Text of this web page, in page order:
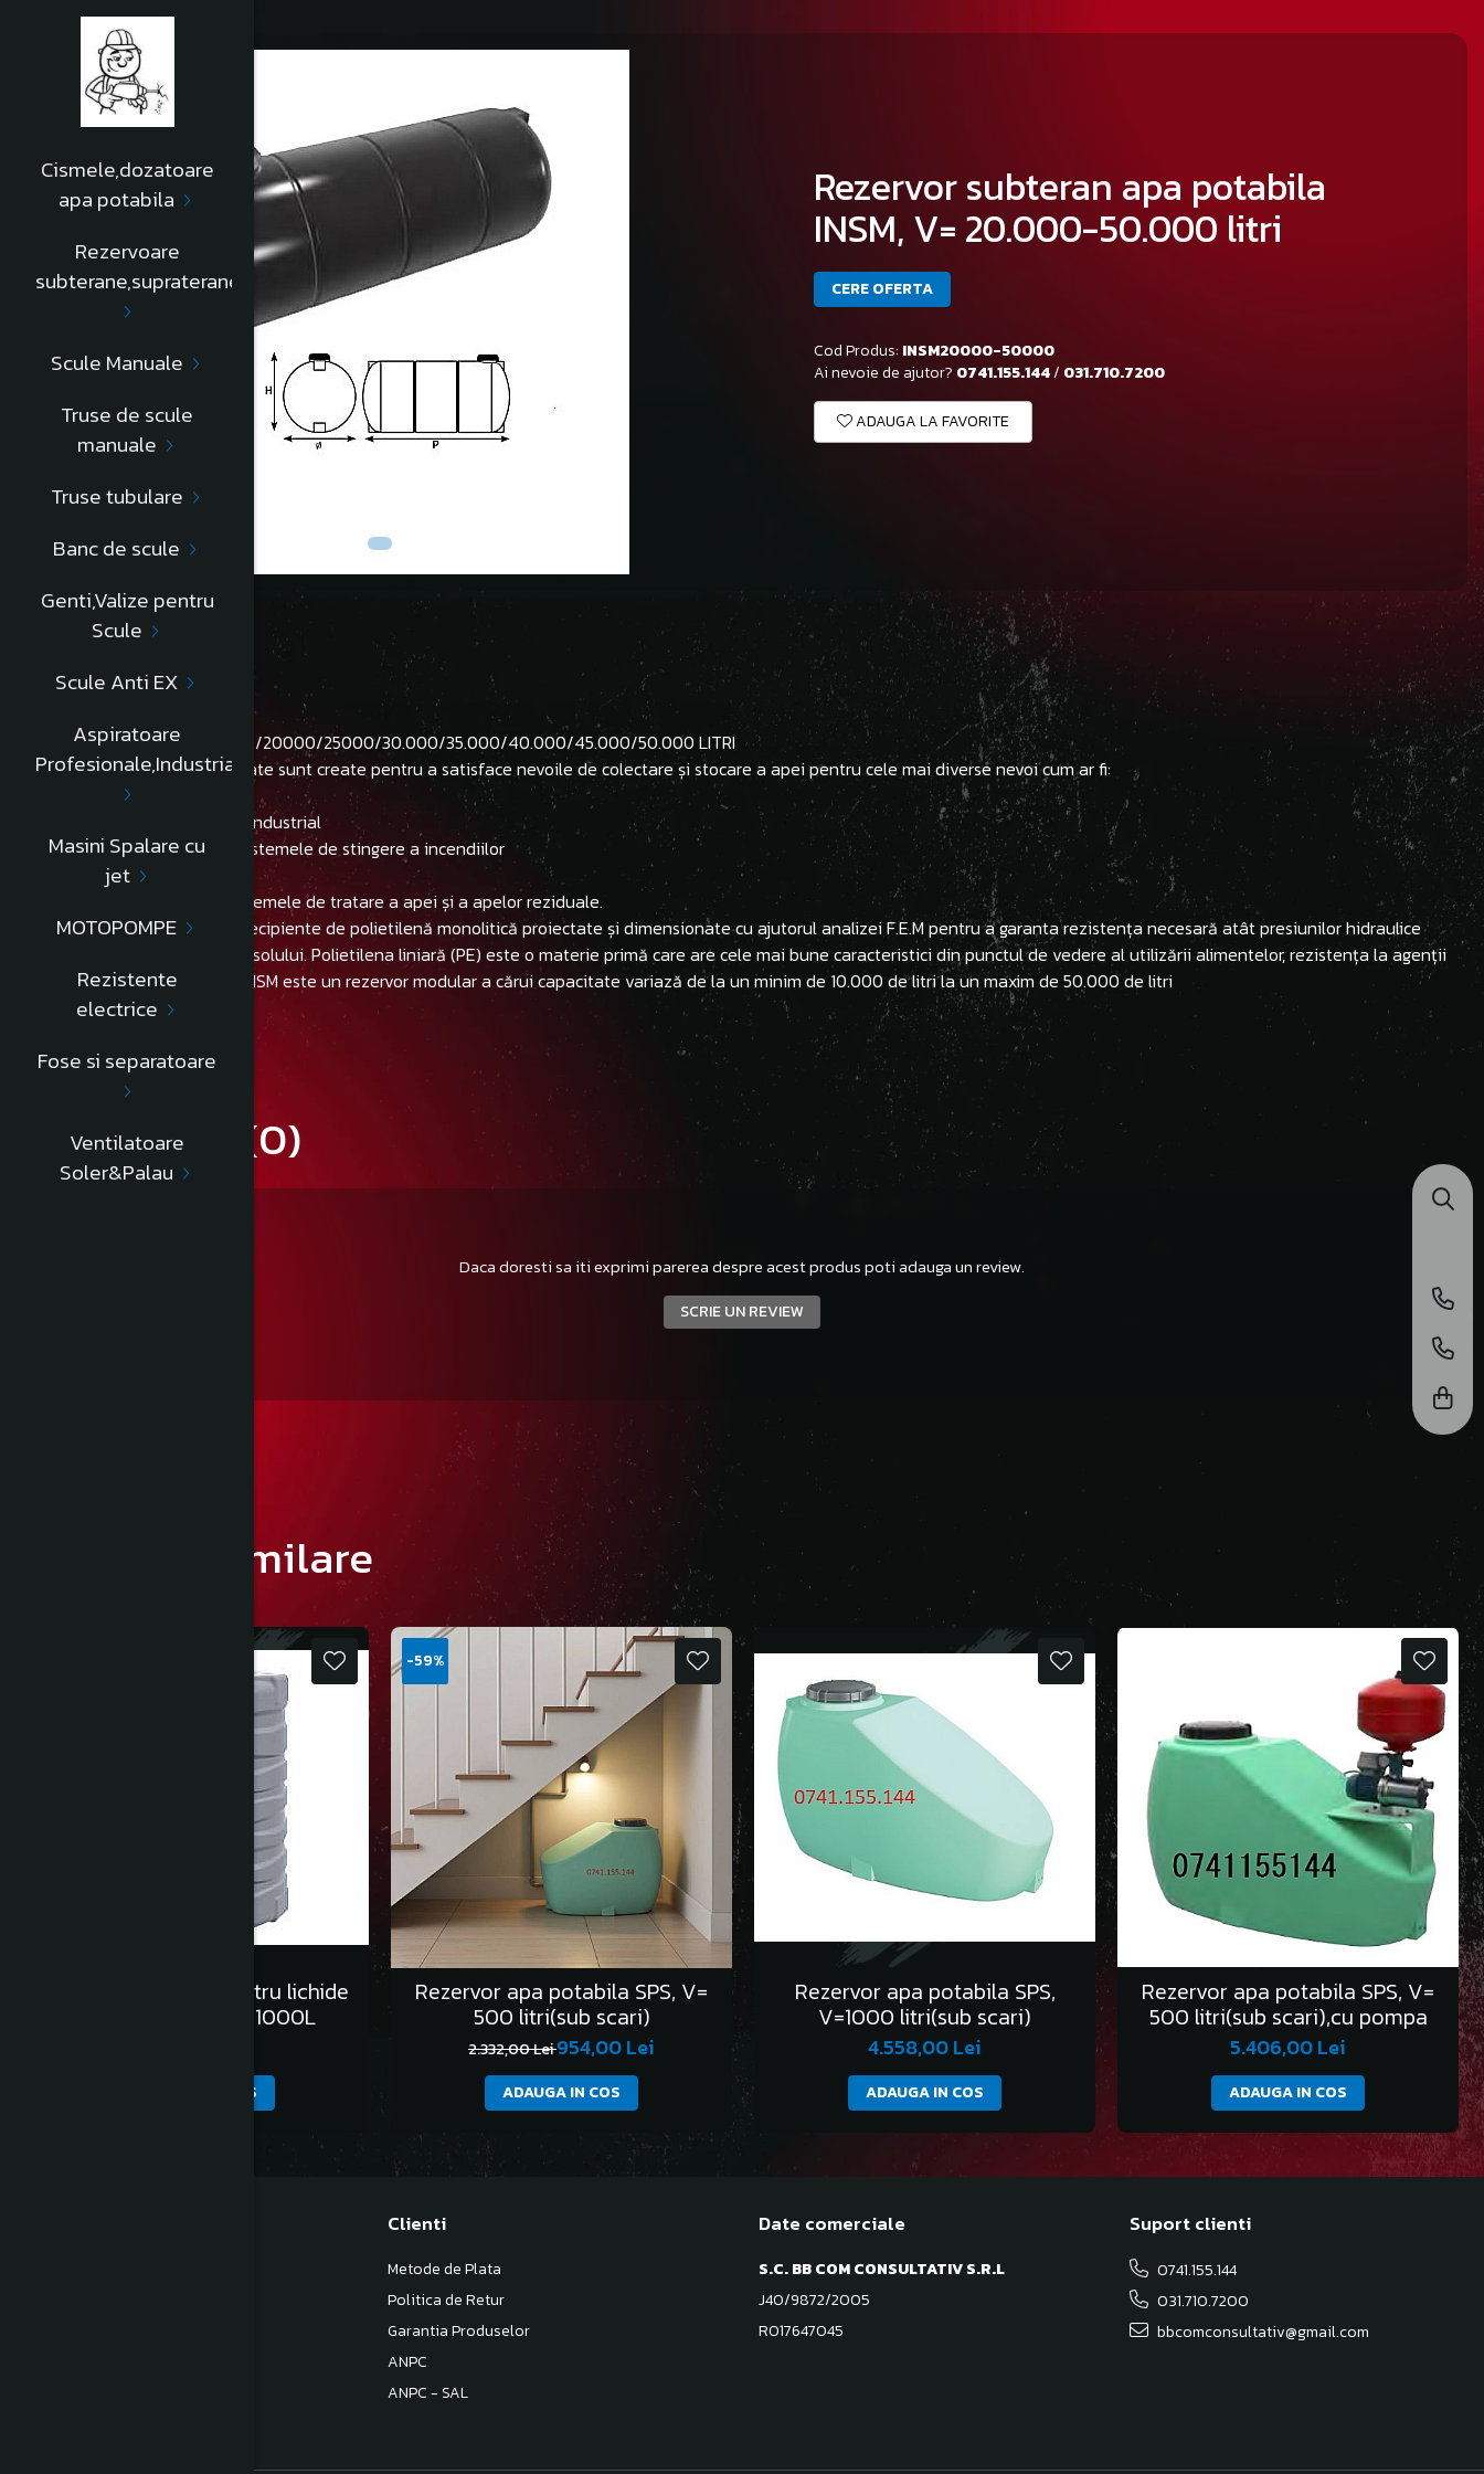
Cismele,dozatoare
apa potabila
Rezervoare
subterane,supraterane
Scule Manuale
Truse de scule
manuale
Truse tubulare
Banc de scule
Genti,Valize pentru
Scule
Scule Anti EX
Aspiratoare
Profesionale,Industriale
Masini Spalare cu
jet
MOTOPOMPE
Rezistente
electrice
Fose si separatoare
Ventilatoare
Soler&Palau
Rezervor subteran apa potabila
INSM, V= 20.000-50.000 litri
CERE OFERTA
Cod Produs: INSM20000-50000
Ai nevoie de ajutor? 0741.155.144/ 031.710.7200
ADAUGA LA FAVORITE
Descriere
SOLICITA PRET PENTRU 15.000/20000/25000/30.000/35.000/40.000/45.000/50.000 LITRI
Rezervoarele de mare capacitate sunt create pentru a satisface nevoile de colectare și stocare a apei pentru cele mai diverse nevoi cum ar fi:
- Depozitarea apei de uz civil
- Depozitarea apei pentru uz industrial
- Crearea rezervelor pentru sistemele de stingere a incendiilor
- Colectarea apei de ploaie
- Rezervoare de servicii în sistemele de tratare a apei și a apelor reziduale.
Seria INSM este compusă din recipiente de polietilenă monolitică proiectate și dimensionate cu ajutorul analizei F.E.M pentru a garanta rezistența necesară atât presiunilor hidraulice
interne, cât și celor statice ale solului. Polietilena liniară (PE) este o materie primă care are cele mai bune caracteristici din punctul de vedere al utilizării alimentelor, rezistența la agenții
chimici organici și anorganici. INSM este un rezervor modular a cărui capacitate variază de la un minim de 10.000 de litri la un maxim de 50.000 de litri
Informatii conformitate produs
Review-uri (0)
Daca doresti sa iti exprimi parerea despre acest produs poti adauga un review.
SCRIE UN REVIEW
Produse similare
Rezervor vertical pentru lichide
alimentare ONDA 1000L
ADAUGA IN COS
-59%
Rezervor apa potabila SPS, V=
500 litri(sub scari)
2.332,00 Lei954,00 Lei
ADAUGA IN COS
Rezervor apa potabila SPS,
V=1000 litri(sub scari)
4.558,00 Lei
ADAUGA IN COS
Rezervor apa potabila SPS, V=
500 litri(sub scari),cu pompa
5.406,00 Lei
ADAUGA IN COS
Clienti
Metode de Plata
Politica de Retur
Garantia Produselor
ANPC
ANPC - SAL
Date comerciale
S.C. BB COM CONSULTATIV S.R.L
J40/9872/2005
RO17647045
Suport clienti
0741.155.144
031.710.7200
bbcomconsultativ@gmail.com